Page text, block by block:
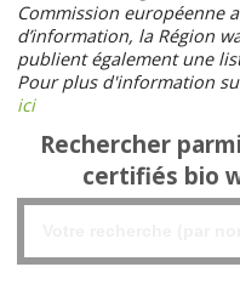
Commission européenne
d’information, la Région
publient également une
Pour plus d'information
ici
Rechercher
certifiés bio